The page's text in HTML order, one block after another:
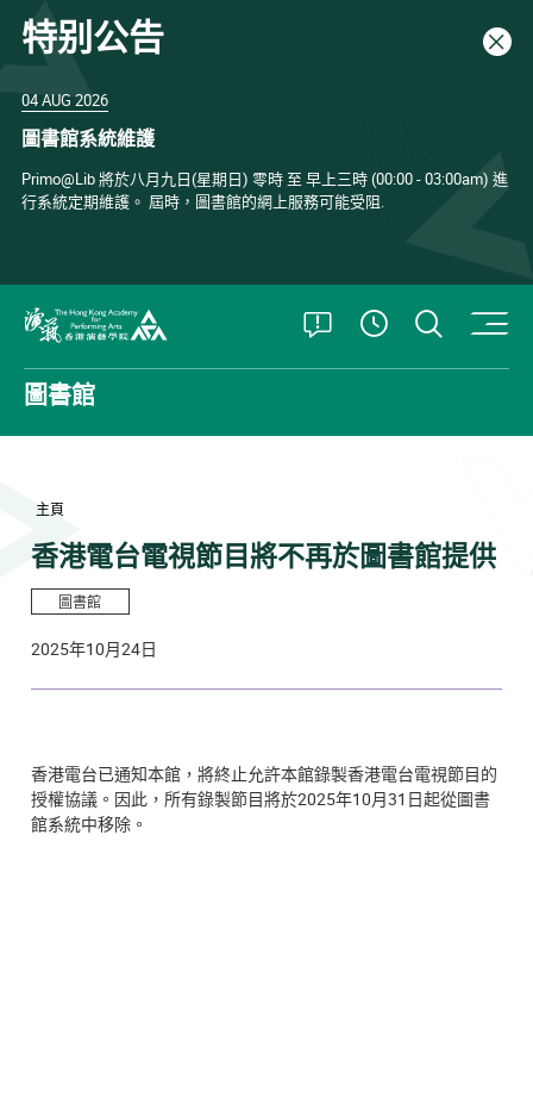
特别公告 關閉
04 AUG 2026
圖書館系統維護
Primo@Lib 將於八月九日(星期日) 零時 至 早上三時 (00:00 - 03:00am) 進
行系統定期維護。 屆時，圖書館的網上服務可能受阻.
打開特別公告
查看開放時
打開
圖書館
主頁
香港電台電視節目將不再於圖書館提供
圖書館
2025年10月24日
香港電台已通知本館，將終止允許本館錄製香港電台電視節目的
授權協議。因此，所有錄製節目將於2025年10月31日起從圖書
館系統中移除。